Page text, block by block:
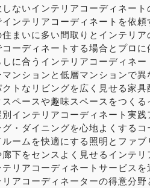
ないインテリアコーディネート
ンテリアコーディネートを依頼
まいに多い間取りとインテリア
ーディネートする場合とプロ
に合うインテリアコーディネー
ンションと低層マンションで
トなリビングを広く見せる家
ペースや趣味スペースをつく
インテリアコーディネート実践
・ダイニングを心地よくする
ームを快適にする照明とファブ
下をセンスよく見せるインテ
リアコーディネートサービス
アコーディネーターの得意分